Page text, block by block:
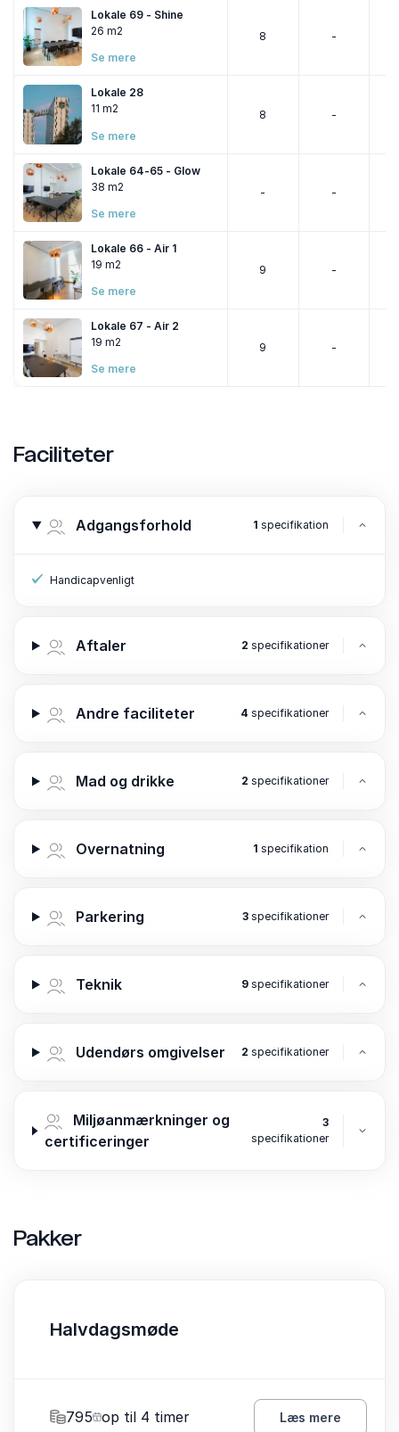
Lokale 69 - Shine
26 m2
Se mere
8 -
Lokale 28
11 m2
Se mere
8 -
Lokale 64-65 - Glow
38 m2
Se mere
- -
Lokale 66 - Air 1
19 m2
Se mere
9 -
Lokale 67 - Air 2
19 m2
Se mere
9 -
Faciliteter
Adgangsforhold 1 specifikation
Handicapvenligt
Aftaler 2 specifikationer
Andre faciliteter 4 specifikationer
Mad og drikke 2 specifikationer
Overnatning 1 specifikation
Parkering 3 specifikationer
Teknik 9 specifikationer
Udendørs omgivelser 2 specifikationer
Miljøanmærkninger og
certificeringer
3
specifikationer
Pakker
Halvdagsmøde
795 op til 4 timer Læs mere